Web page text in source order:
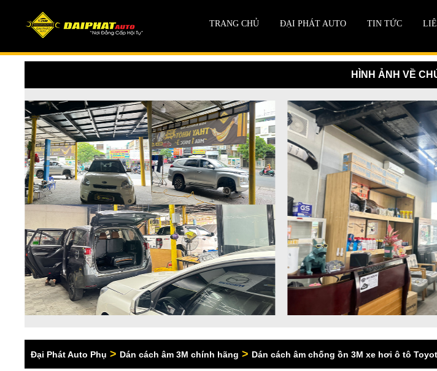
TRANG CHỦ ĐẠI PHÁT AUTO TIN TỨC
HÌNH ẢNH VỀ
Đại Phát Auto Phụ > Dán cách âm 3M chính hãng > Dán cách âm chống ồn 3M xe hơi ô tô